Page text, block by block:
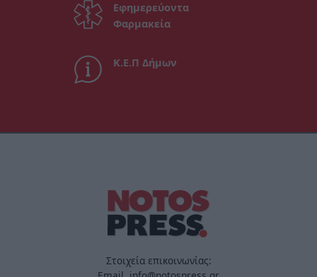
Εφημερεύοντα
Φαρμακεία
Κ.Ε.Π Δήμων
Στοιχεία επικοινωνίας: